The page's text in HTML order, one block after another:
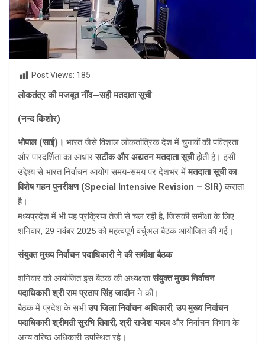
Post Views: 185
लोकतंत्र की मजबूत नींव—सही मतदाता सूची
(नन्द किशोर)
भोपाल (साई)। भारत जैसे विशाल लोकतांत्रिक देश में चुनावों की पवित्रता
और पारदर्शिता का आधारसटीक और अद्यतन मतदाता सूचीहोती है। इसी
उद्देश्य से भारत निर्वाचन आयोग समय-समय पर देशभर मेंमतदाता सूची का
विशेष गहन पुनरीक्षण (Special Intensive Revision – SIR) कराता
है।
मध्यप्रदेश में भी यह प्रक्रिया तेजी से चल रही है, जिसकी समीक्षा के लिए
शनिवार, 29 नवंबर 2025 को महत्वपूर्ण वर्चुअल बैठक आयोजित की गई।
संयुक्त मुख्य निर्वाचन पदाधिकारी ने की समीक्षा बैठक
शनिवार को आयोजित इस बैठक की अध्यक्षतासंयुक्त मुख्य निर्वाचन
पदाधिकारी श्री राम प्रताप सिंह जादौनने की।
बैठक में प्रदेश के सभीउप जिला निर्वाचन अधिकारी,उप मुख्य निर्वाचन
पदाधिकारी श्रीमती सुरभि तिवारी,श्री राजेश यादवऔर निर्वाचन विभाग के
अन्य वरिष्ठ अधिकारी उपस्थित रहे।